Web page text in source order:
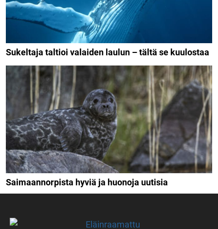
Sukeltaja taltioi valaiden laulun – tältä se kuulostaa
Saimaannorpista hyviä ja huonoja uutisia